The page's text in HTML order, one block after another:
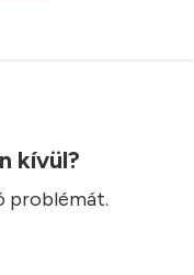
kívül?
problémát.